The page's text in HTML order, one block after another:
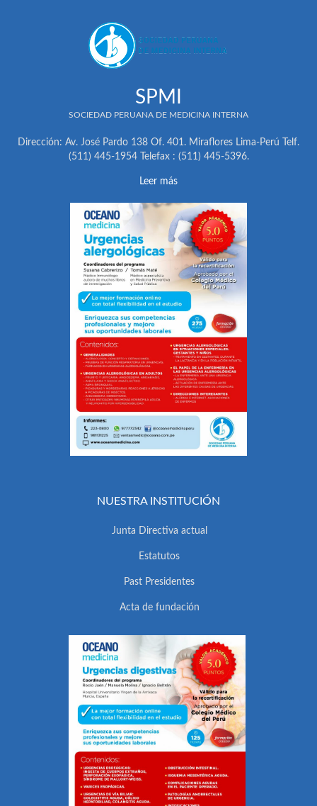
SPMI
SOCIEDAD PERUANA DE MEDICINA INTERNA
Dirección: Av. José Pardo 138 Of. 401. Miraflores Lima-Perú Telf.
(511) 445-1954 Telefax : (511) 445-5396.
Leer más
NUESTRA INSTITUCIÓN
Junta Directiva actual
Estatutos
Past Presidentes
Acta de fundación